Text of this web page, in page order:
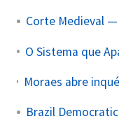
Corte Medieval
Brazil